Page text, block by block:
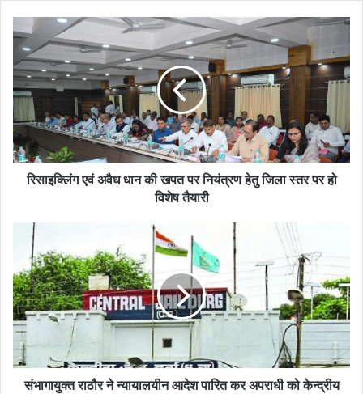
रिसाइक्लिंग
एवं
अवैध
धान
की
खपत
पर
नियंत्रण
हेतु
जिला
तैयारी
रिसाइक्लिंग एवं अवैध धान की खपत पर नियंत्रण हेतु जिला स्तर पर हो
विशेष तैयारी
संभागायुक्त
राठौर
न्यायालयीन
आदेश
पारित
कर
अपराधी
को
केन्द्रीय
संभागायुक्त राठौर ने न्यायालयीन आदेश पारित कर अपराधी को केन्द्रीय